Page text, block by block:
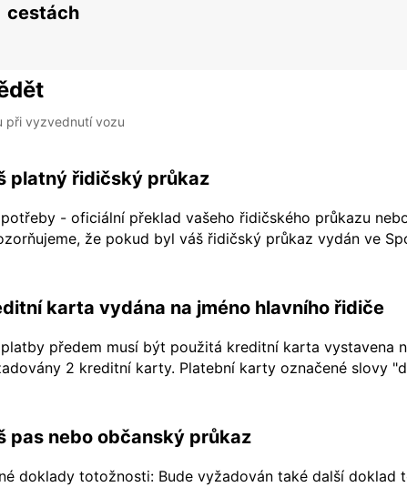
cestách
při vyzvednutí vozu
platný řidičský průkaz
- oficiální překlad vašeho řidičského průkazu
že pokud byl váš řidičský průkaz vydán ve
karta vydána na jméno hlavního řidiče
předem musí být použitá kreditní karta vystavena
2 kreditní karty. Platební karty označené slovy
pas nebo občanský průkaz
doklady totožnosti: Bude vyžadován také další